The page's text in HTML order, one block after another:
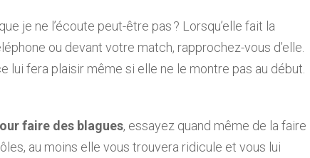
je ne l’écoute peut-être pas ? Lorsqu’elle fait la
ou devant votre match, rapprochez-vous d’elle.
lui fera plaisir même si elle ne le montre pas au début.
faire des blagues, essayez quand même de la faire
au moins elle vous trouvera ridicule et vous lui